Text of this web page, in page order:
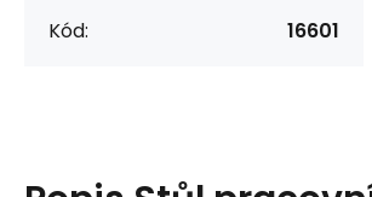
Kód: 16601